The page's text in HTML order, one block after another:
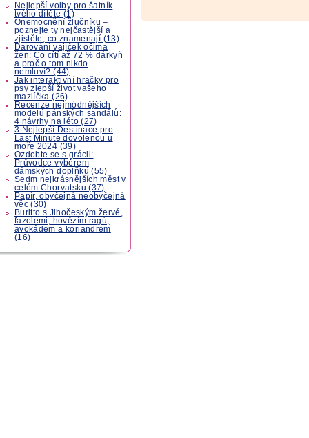
Nejlepší volby pro šatník
tvého dítěte (1)
Onemocnění žlučníku –
poznejte ty nejčastější a
zjistěte, co znamenají (13)
Darování vajíček očima
žen: Co cítí až 72 % dárkyň
a proč o tom nikdo
nemluví? (44)
Jak interaktivní hračky pro
psy zlepší život vašeho
mazlíčka (26)
Recenze nejmódnějších
modelů pánských sandálů:
4 návrhy na léto (27)
3 Nejlepší Destinace pro
Last Minute dovolenou u
moře 2024 (39)
Ozdobte se s grácii:
Průvodce výběrem
dámských doplňků (55)
Sedm nejkrásnějších měst v
celém Chorvatsku (37)
Papír, obyčejná neobyčejná
věc (30)
Buritto s Jihočeským žervé,
fazolemi, hovězím ragú,
avokádem a koriandrem
(16)